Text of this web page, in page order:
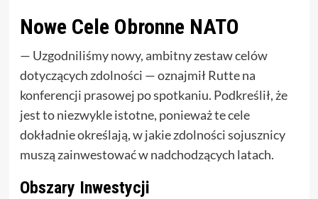
Nowe Cele Obronne NATO
— Uzgodniliśmy nowy, ambitny zestaw celów
dotyczących zdolności — oznajmił Rutte na
konferencji prasowej po spotkaniu. Podkreślił, że
jest to niezwykle istotne, ponieważ te cele
dokładnie określają, w jakie zdolności sojusznicy
muszą zainwestować w nadchodzących latach.
Obszary Inwestycji